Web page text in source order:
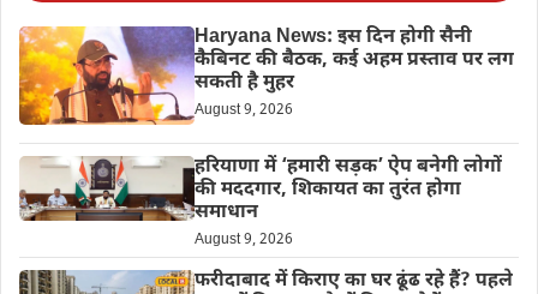
Haryana News: इस दिन होगी सैनी
कैबिनट की बैठक, कई अहम प्रस्ताव पर लग
सकती है मुहर
August 9, 2026
हरियाणा में ‘हमारी सड़क’ ऐप बनेगी लोगों
की मददगार, शिकायत का तुरंत होगा
समाधान
August 9, 2026
फरीदाबाद में किराए का घर ढूंढ रहे हैं? पहले